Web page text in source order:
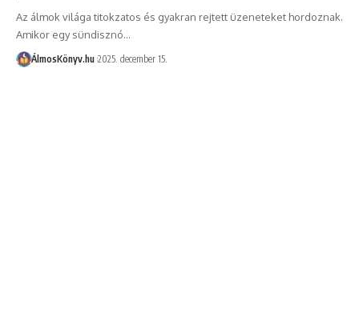
Az álmok világa titokzatos és gyakran rejtett üzeneteket hordoznak.
Amikor egy sündisznó…
ÁlmosKönyv.hu 2025. december 15.